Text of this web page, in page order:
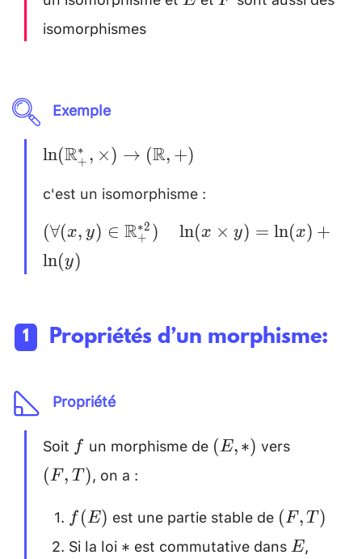
T f(y)
isomorphismes
Exemple
\ln
, \times) \rightarrow
(\mathbb{R}, +)\\
[0.2cm]
ln(R+
∗ , ×) → (R, +)
c'est un isomorphisme :
(\forall (x, y)\in
\mathbb{R}^{*2}_{+})
\quad \ln (x \times
(∀(x, y) ∈ R+
∗2 ) ln(x × y) = ln(x) +
ln(y)
Propriétés d’un morphisme:
Propriété
Soit ff un morphisme de (E
(E,∗) vers
(F , T ), on a :
f(E)
f (E) est une partie stable de (F,
T)
(F, T )
Si la loi *
∗ est commutative dansE
E,